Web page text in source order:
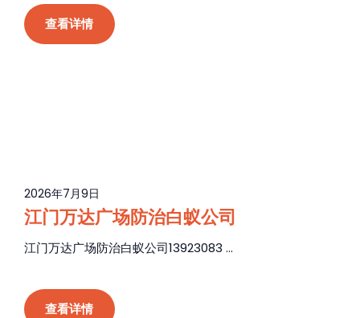
查看详情
2026年7月9日
江门万达广场防治白蚁公司
江门万达广场防治白蚁公司13923083 ...
查看详情